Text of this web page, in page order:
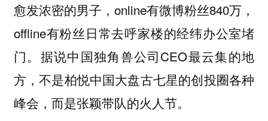
愈发浓密的男子，online有微博粉丝840万，
offline有粉丝日常去呼家楼的经纬办公室堵
门。据说中国独角兽公司CEO最云集的地
方，不是柏悦中国大盘古七星的创投圈各种
峰会，而是张颖带队的火人节。